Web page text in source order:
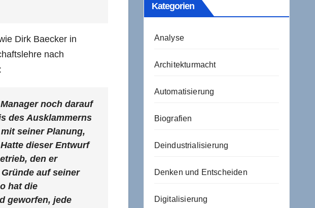
Dirk Baecker in
nach
noch darauf
des Ausklammerns
seiner Planung,
dieser Entwurf
den er
auf seiner
hat die
geworfen, jede
Kategorien
Analyse
Architekturmacht
Automatisierung
Biografien
Deindustrialisierung
Denken und Entscheiden
Digitalisierung